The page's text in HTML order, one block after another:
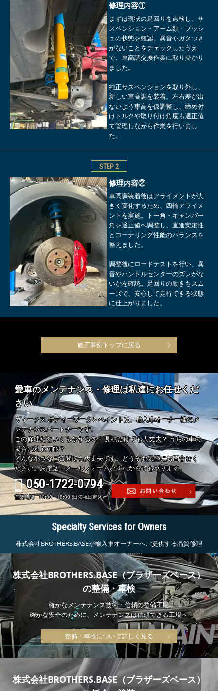
修理内容①
まずは現状の足回りを点検し、サ
スペンション・アーム類・ブッシ
ュの状態を確認。異音やガタつき
がないことをチェックしたうえ
で、車高調交換作業に取り掛かり
ました。
純正サスペンションを取り外し、
新しい車高調を装着。左右差が出
ないよう車高を仮調整し、締め付
けトルクや取り付け角度も適正値
で管理しながら作業を行いまし
た。
STEP2
修理内容②
車高調装着後はアライメントが大
きく変化するため、四輪アライメ
ントを実施。トー角・キャンバー
角を適正値へ調整し、直進安定性
とコーナリング性能のバランスを
整えました。
調整後にロードテストを行い、異
音やハンドルセンターのズレがな
いかを確認。足回りの動きもスム
ーズで、安心して走行できる状態
に仕上がりました。
施工事例トップに戻る
愛車のメンテナンス・修理は私達にお任せくだ
さい
ヴィークス ボディーワーク＆ペイントは、輸入車オーナー様のメ
ンテナンスパートナーです。
この修理だといくらかかるの？ 見積だけでも大丈夫？ うちの車の
場合は対応可能？
どんな小さなご質問でも大丈夫です。どうぞお気軽にお問合せく
ださい。お電話・メールフォームいずれからでも承ります。
050-1722-0794
営業時間 10:00～18:00 (日曜祝日定休)
Specialty Services for Owners
株式会社BROTHERS.BASEが輸入車オーナーへご提供する品質修理
株式会社BROTHERS.BASE（ブラザーズベース）
の整備・車検
確かなメンテナンス技術・信頼の整備工場
確かな安全のために、メンテナンスは信頼できる工場へ
整備・車検について詳しく見る
株式会社BROTHERS.BASE（ブラザーズベース）